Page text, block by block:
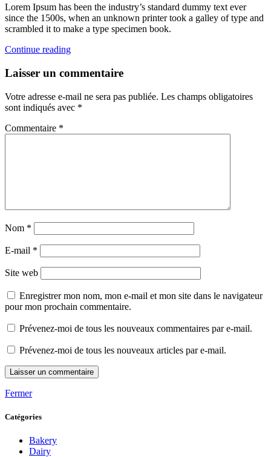
Lorem Ipsum has been the industry’s standard dummy text ever
since the 1500s, when an unknown printer took a galley of type and
scrambled it to make a type specimen book.
Continue reading
Laisser un commentaire
Votre adresse e-mail ne sera pas publiée. Les champs obligatoires
sont indiqués avec *
Commentaire *
Nom *
E-mail *
Site web
Enregistrer mon nom, mon e-mail et mon site dans le navigateur
pour mon prochain commentaire.
Prévenez-moi de tous les nouveaux commentaires par e-mail.
Prévenez-moi de tous les nouveaux articles par e-mail.
Fermer
Catégories
Bakery
Dairy